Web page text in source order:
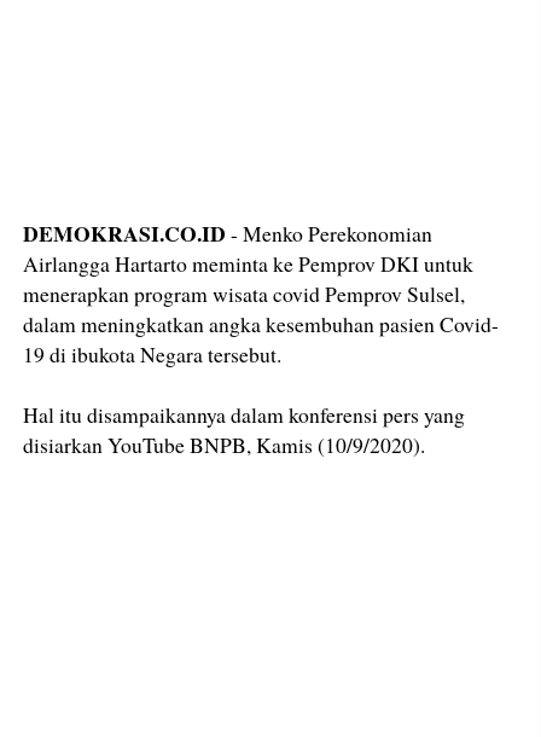
DEMOKRASI.CO.ID - Menko Perekonomian
Airlangga Hartarto meminta ke Pemprov DKI untuk
menerapkan program wisata covid Pemprov Sulsel,
dalam meningkatkan angka kesembuhan pasien Covid-
19 di ibukota Negara tersebut.
Hal itu disampaikannya dalam konferensi pers yang
disiarkan YouTube BNPB, Kamis (10/9/2020).